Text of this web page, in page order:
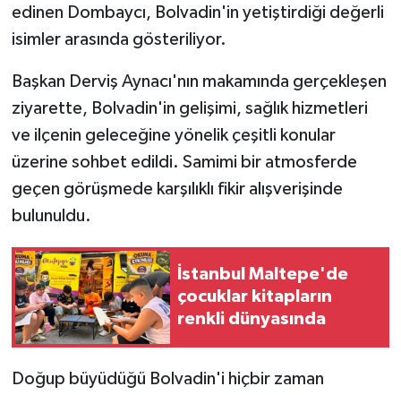
edinen Dombaycı, Bolvadin'in yetiştirdiği değerli
isimler arasında gösteriliyor.
Başkan Derviş Aynacı'nın makamında gerçekleşen
ziyarette, Bolvadin'in gelişimi, sağlık hizmetleri
ve ilçenin geleceğine yönelik çeşitli konular
üzerine sohbet edildi. Samimi bir atmosferde
geçen görüşmede karşılıklı fikir alışverişinde
bulunuldu.
İstanbul Maltepe'de
çocuklar kitapların
renkli dünyasında
Doğup büyüdüğü Bolvadin'i hiçbir zaman